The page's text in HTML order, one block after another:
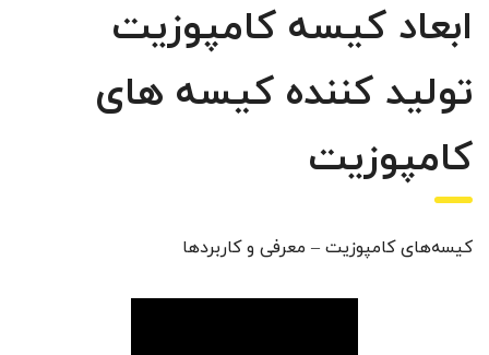
ابعاد کیسه کامپوزیت
تولید کننده کیسه های
کامپوزیت
کیسه‌های کامپوزیت – معرفی و کاربردها